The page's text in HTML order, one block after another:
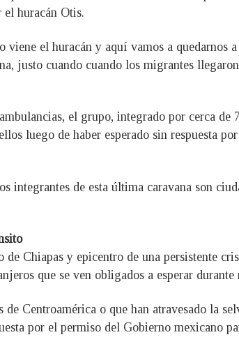
huracán Otis.
viene el huracán y aquí vamos a
justo cuando cuando los migrantes
el grupo, integrado por cerca de
luego de haber esperado sin respuesta
de esta última caravana son
Chiapas y epicentro de una persistente
que se ven obligados a esperar durante
Centroamérica o que han atravesado la
por el permiso del Gobierno mexicano